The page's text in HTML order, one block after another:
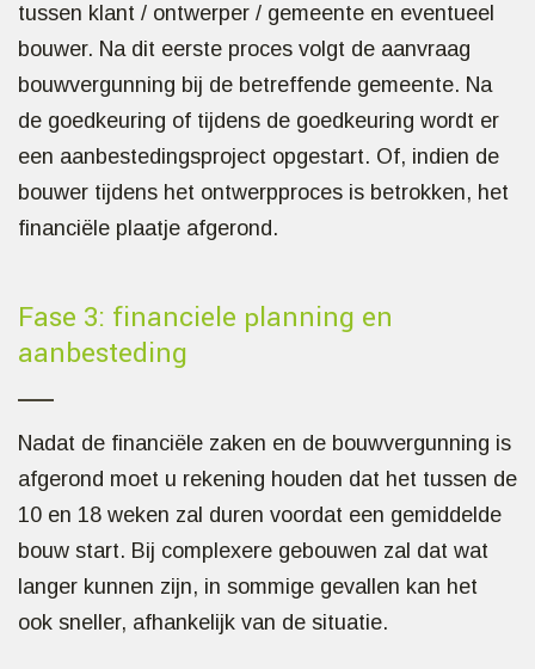
tussen klant / ontwerper / gemeente en eventueel
bouwer. Na dit eerste proces volgt de aanvraag
bouwvergunning bij de betreffende gemeente. Na
de goedkeuring of tijdens de goedkeuring wordt er
een aanbestedingsproject opgestart. Of, indien de
bouwer tijdens het ontwerpproces is betrokken, het
financiële plaatje afgerond.
Fase 3: financiele planning en
aanbesteding
Nadat de financiële zaken en de bouwvergunning is
afgerond moet u rekening houden dat het tussen de
10 en 18 weken zal duren voordat een gemiddelde
bouw start. Bij complexere gebouwen zal dat wat
langer kunnen zijn, in sommige gevallen kan het
ook sneller, afhankelijk van de situatie.